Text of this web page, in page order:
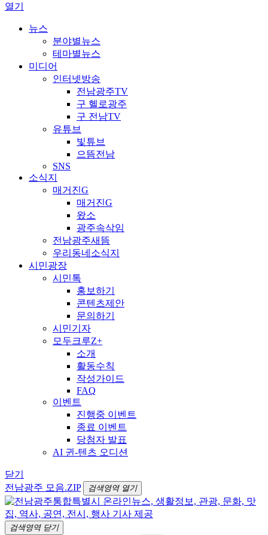
열기
뉴스
분야별뉴스
테마별뉴스
미디어
인터넷방송
전남광주TV
구 헬로광주
구 전남TV
유튜브
빛튜브
으뜸전남
SNS
소식지
매거진G
매거진G
왔소
광주속삭임
전남광주새뜸
우리동네소식지
시민광장
시민톡
홍보하기
콘텐츠제안
문의하기
시민기자
모두크루Z+
소개
활동수칙
작성가이드
FAQ
이벤트
진행중 이벤트
종료 이벤트
당첨자 발표
AI 귄-텐츠 오디션
닫기
전남광주 모음.ZIP
검색영역 열기
검색영역 닫기